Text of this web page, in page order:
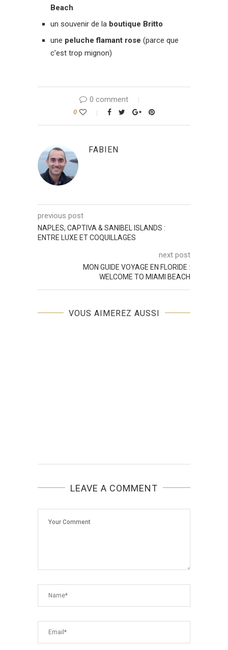
Beach
un souvenir de la boutique Britto
une peluche flamant rose (parce que
c’est trop mignon)
0 comment
0
FABIEN
previous post
NAPLES, CAPTIVA & SANIBEL ISLANDS :
ENTRE LUXE ET COQUILLAGES
next post
MON GUIDE VOYAGE EN FLORIDE :
WELCOME TO MIAMI BEACH
VOUS AIMEREZ AUSSI
LEAVE A COMMENT